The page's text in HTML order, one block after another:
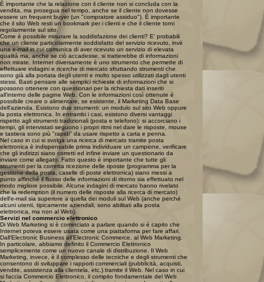
È importante che la relazione con il cliente non si concluda con la
vendita, ma prosegua nel tempo, anche se il cliente non dovesse
essere un frequent buyer (un "compratore assiduo"). È importante
che il sito Web resti un bookmark per i clienti e che il cliente torni
regolarmente sul sito.
Come è possibile misurare la soddisfazione dei clienti? E' probabili
che un cliente particolarmente soddisfatto del servizio ricevuto, invii
una e-mail in cui comunica di aver ricevuto un servizio di elevata
qualità ma, anche se ciò accadesse, si tratterebbe di informazioni
non mirate. Internet diversamente è uno strumento che permette di
effettuare indagini e ricerche di mercato sfruttando strumenti che
sono già alla portata degli utenti e molto spesso utilizzati dagli utenti
stessi. Basti pensare alle semplici richieste di informazioni che si
possono ottenere con questionari per la richiesta dati inseriti
all'interno delle pagine Web. Con le informazioni così ottenute è
possibile creare o alimentare, se esistente, il Marketing Data Base
dell'azienda. Esistono due strumenti: un modulo sul sito Web oppure
la posta elettronica. In entrambi i casi, esistono diversi vantaggi
rispetto agli strumenti tradizionali (posta e telefono): si accorciano i
tempi, gli intervistati seguono i propri ritmi nel dare le risposte, mouse
e tastiera sono più "rapidi" da usare rispetto a carta e penna.
Nel caso in cui si svolga una ricerca di mercato tramite posta
elettronica è indispensabile prima individuare un campione, verificare
che gli indirizzi siano corretti ed infine inviare un questionario da
inviare come allegato. Fatto questo è importante che tutte gli
strumenti per la corretta ricezione delle riposte (programma per la
gestione della posta, caselle di poste elettronica) siano messi a
punto affinché il flusso delle informazioni di ritorno sia effettuato nel
modo migliore possibile. Alcune indagini di mercato hanno rivelato
che la redemption (il numero delle risposte alla ricerca di mercato)
dell'e-mail sia superiore a quella dei moduli sul Web (anche perché
alcuni utenti, tipicamente aziendali, sono abilitati alla posta
elettronica, ma non al Web).
Servizi nel commercio elettronico
Di Web Marketing si è cominciato a parlare quando si è capito che
Internet poteva essere usata come una piattaforma per fare affari.
Dall'Electronic Business all'Electronic Commerce, al Web Marketing.
In particolare, abbiamo definito il Commercio Elettronico
semplicemente come un nuovo canale di distribuzione. Il Web
Marketing, invece, è il complesso delle tecniche e degli strumenti che
consentono di sviluppare i rapporti commerciali (pubblicità, acquisti,
vendite, assistenza alla clientela, etc.) tramite il Web. Nel caso in cui
si faccia Commercio Elettronico, il compito fondamentale del Web